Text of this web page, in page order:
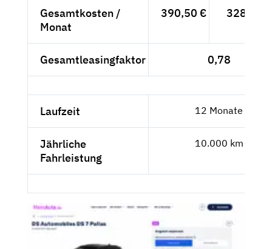
Gesamtkosten /
Monat
390,50 € 328,15 €
Gesamtleasingfaktor 0,78
Laufzeit 12 Monate
Jährliche
Fahrleistung
10.000 km